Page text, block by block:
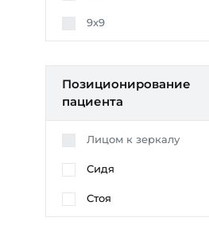
9x9
Позиционирование
пациента
Лицом к зеркалу
Сидя
Стоя